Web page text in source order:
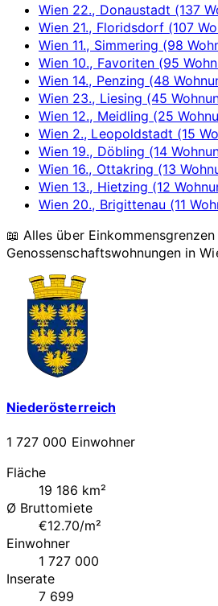
Wien 22., Donaustadt (137
Wien 21., Floridsdorf (107
Wien 11., Simmering (98
Wien 10., Favoriten (95
Wien 14., Penzing (48
Wien 23., Liesing (45
Wien 12., Meidling (25
Wien 2., Leopoldstadt (15
Wien 19., Döbling (14
Wien 16., Ottakring (13
Wien 13., Hietzing (12
Wien 20., Brigittenau (11
📖 Alles über Einkommensgrenzen
Genossenschaftswohnungen in
Niederösterreich
1 727 000 Einwohner
Fläche
19 186 km²
Ø Bruttomiete
€12.70/m²
Einwohner
1 727 000
Inserate
7 699